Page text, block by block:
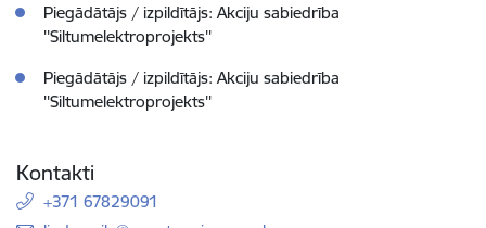
Piegādātājs / izpildītājs: Akciju sabiedrība
''Siltumelektroprojekts''
Piegādātājs / izpildītājs: Akciju sabiedrība
''Siltumelektroprojekts''
Kontakti
+371 67829091